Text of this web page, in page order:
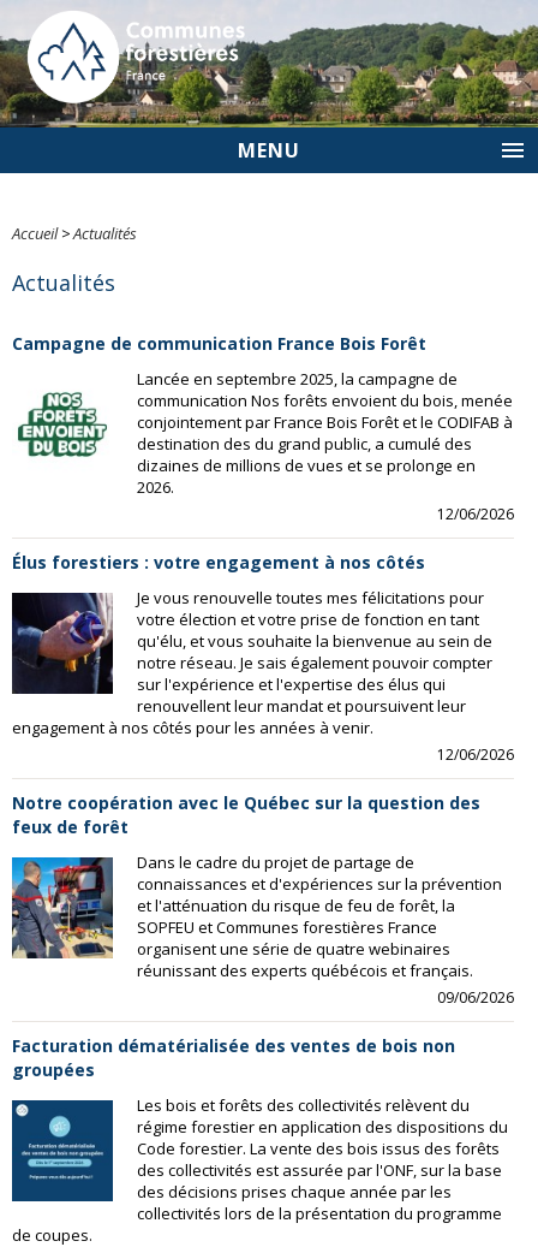
MENU
Accueil>Actualités
Actualités
Campagne de communication France Bois Forêt
Lancée en septembre 2025, la campagne de
communication Nos forêts envoient du bois, menée
conjointement par France Bois Forêt et le CODIFAB à
destination des du grand public, a cumulé des
dizaines de millions de vues et se prolonge en
2026.
12/06/2026
Élus forestiers : votre engagement à nos côtés
Je vous renouvelle toutes mes félicitations pour
votre élection et votre prise de fonction en tant
qu'élu, et vous souhaite la bienvenue au sein de
notre réseau. Je sais également pouvoir compter
sur l'expérience et l'expertise des élus qui
renouvellent leur mandat et poursuivent leur
engagement à nos côtés pour les années à venir.
12/06/2026
Notre coopération avec le Québec sur la question des
feux de forêt
Dans le cadre du projet de partage de
connaissances et d'expériences sur la prévention
et l'atténuation du risque de feu de forêt, la
SOPFEU et Communes forestières France
organisent une série de quatre webinaires
réunissant des experts québécois et français.
09/06/2026
Facturation dématérialisée des ventes de bois non
groupées
Les bois et forêts des collectivités relèvent du
régime forestier en application des dispositions du
Code forestier. La vente des bois issus des forêts
des collectivités est assurée par l'ONF, sur la base
des décisions prises chaque année par les
collectivités lors de la présentation du programme
de coupes.